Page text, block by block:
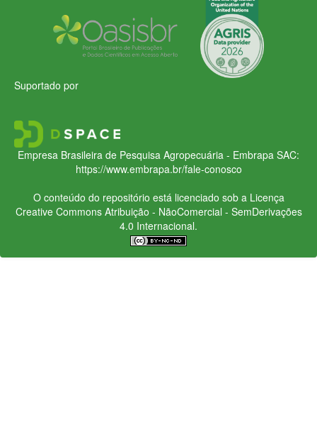
Suportado por
Empresa Brasileira de Pesquisa Agropecuária - Embrapa SAC:
https://www.embrapa.br/fale-conosco
O conteúdo do repositório está licenciado sob a Licença
Creative CommonsAtribuição - NãoComercial - SemDerivações
4.0 Internacional.